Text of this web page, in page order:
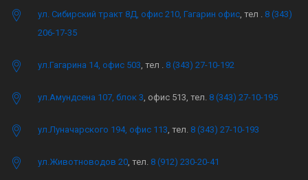
ул. Сибирский тракт 8Д, офис 210, Гагарин офис , тел . 8 (343)
206-17-35
ул.Гагарина 14, офис 503 , тел . 8 (343) 27-10-192
ул.Амундсена 107, блок 3 , офис 513, тел. 8 (343) 27-10-195
ул.Луначарского 194, офис 113 , тел. 8 (343) 27-10-193
ул.Животноводов 20 , тел. 8 (912) 230-20-41